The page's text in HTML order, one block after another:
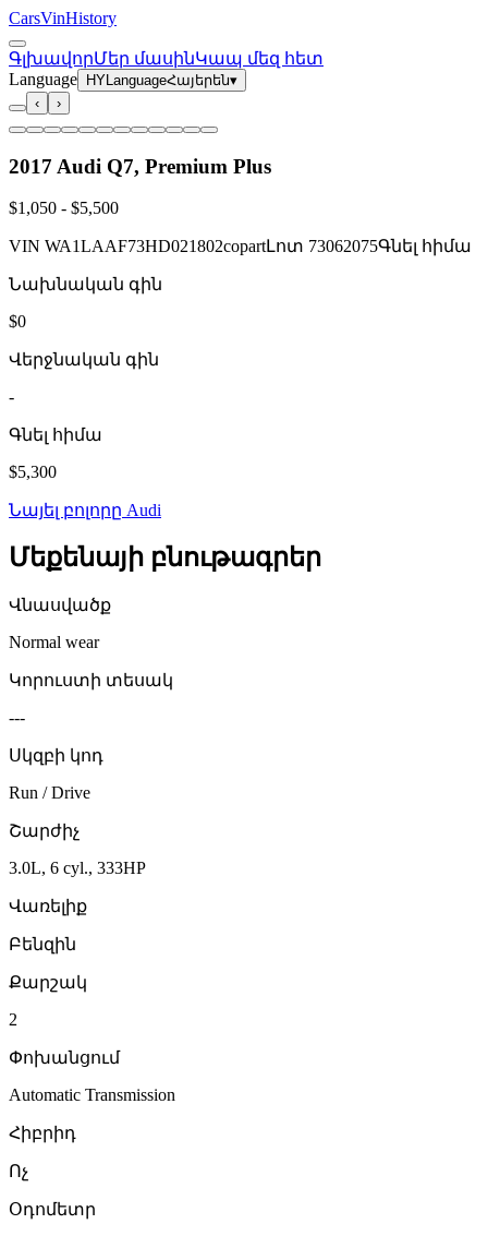
CarsVinHistory
ԳլխավորՄեր մասինԿապ մեզ հետ
Language
HYLanguageՀայերեն▾
‹
›
2017 Audi Q7, Premium Plus
$1,050 - $5,500
VIN WA1LAAF73HD021802copartԼոտ 73062075Գնել հիմա
Նախնական գին
$0
Վերջնական գին
-
Գնել հիմա
$5,300
Նայել բոլորը Audi
Մեքենայի բնութագրեր
Վնասվածք
Normal wear
Կորուստի տեսակ
---
Սկզբի կոդ
Run / Drive
Շարժիչ
3.0L, 6 cyl., 333HP
Վառելիք
Բենզին
Քարշակ
2
Փոխանցում
Automatic Transmission
Հիբրիդ
Ոչ
Օդոմետր